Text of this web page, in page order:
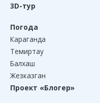
3D-тур
Погода
Караганда
Темиртау
Балхаш
Жезказган
Проект «Блогер»